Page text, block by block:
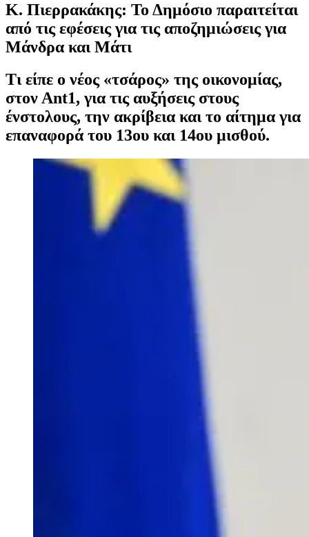
Κ. Πιερρακάκης: Το Δημόσιο παραιτείται
από τις εφέσεις για τις αποζημιώσεις για
Μάνδρα και Μάτι
Τι είπε ο νέος «τσάρος» της οικονομίας,
στον Αnt1, για τις αυξήσεις στους
ένστολους, την ακρίβεια και το αίτημα για
επαναφορά του 13ου και 14ου μισθού.